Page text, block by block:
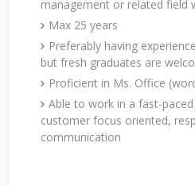
management or related field
Max 25 years
Preferably having
but fresh graduates are
Proficient in Ms. Office
Able to work in a fast-
customer focus oriented,
communication